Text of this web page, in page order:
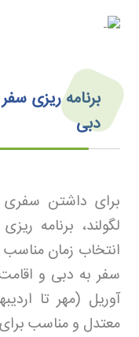
برنامه‌ ریزی
دبی
برای داشتن
لگولند، برنامه
انتخاب زمان
سفر به دبی و اقامت
آوریل (مهر تا
معتدل و مناسب